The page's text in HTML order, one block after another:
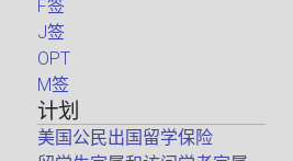
F签
J签
OPT
M签
计划
美国公民出国留学保险